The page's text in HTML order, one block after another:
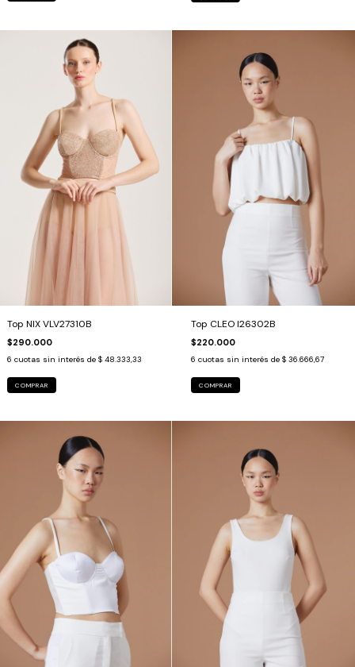
Top NIX VLV27310B
$290.000
6 cuotas sin interés de $ 48.333,33
COMPRAR
Top CLEO I26302B
$220.000
6 cuotas sin interés de $ 36.666,67
COMPRAR